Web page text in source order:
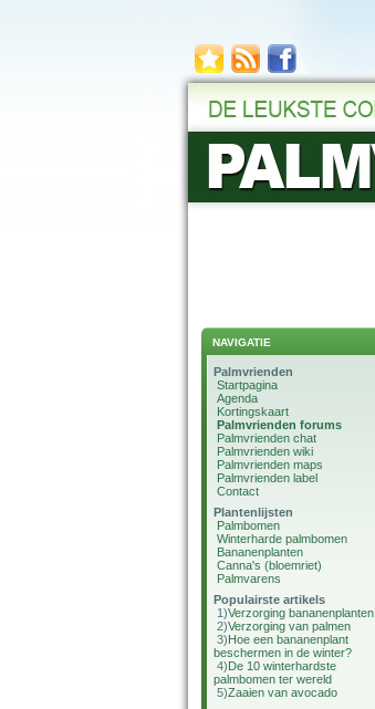
NAVIGATIE
Palmvrienden
Startpagina
Agenda
Kortingskaart
Palmvrienden forums
Palmvrienden chat
Palmvrienden wiki
Palmvrienden maps
Palmvrienden label
Contact
Plantenlijsten
Palmbomen
Winterharde palmbomen
Bananenplanten
Canna's (bloemriet)
Palmvarens
Populairste artikels
1)Verzorging bananenplanten
2)Verzorging van palmen
3)Hoe een bananenplant
beschermen in de winter?
4)De 10 winterhardste
palmbomen ter wereld
5)Zaaien van avocado